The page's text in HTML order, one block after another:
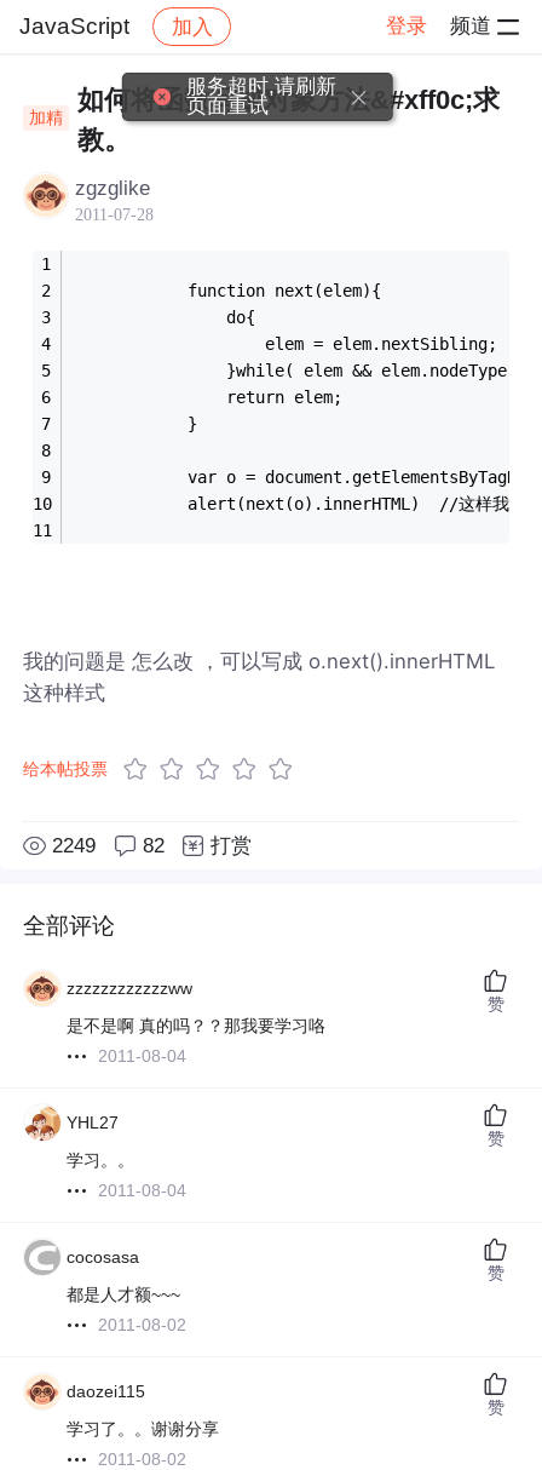
JavaScript 加入 登录 频道
JavaScript 帖子详情
加精
如何将函数写成对象方法&#xff0c;求
教。
zgzglike
2011-07-28
			function next(elem){
				do{
					elem = elem.nextSibling;
}while( elem && elem.nodeType
				return elem;
			}
var o =
alert(next(o).innerHTML)  //这样我
我的问题是 怎么改 ，可以写成 o.next().innerHTML
这种样式
给本帖投票
2249 82 打赏
全部评论
zzzzzzzzzzzzww
是不是啊 真的吗？？那我要学习咯
2011-08-04
赞
YHL27
学习。。
2011-08-04
赞
cocosasa
都是人才额~~~
2011-08-02
赞
daozei115
学习了。。谢谢分享
2011-08-02
赞
服务超时,请刷新
页面重试